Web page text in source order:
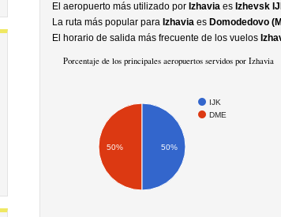
El aeropuerto más utilizado por Izhaviaes Izhevsk
La ruta más popular para Izhaviaes Domodedovo
El horario de salida más frecuente de los vuelos
Porcentaje de los principales aeropuertos servidos por Izhavia
IJK
DME
50% 50%